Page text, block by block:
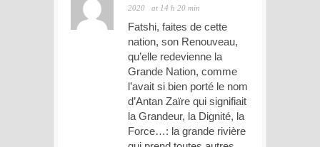
2020
at 14 h 20 min
Fatshi, faites de cette
nation, son Renouveau,
qu’elle redevienne la
Grande Nation, comme
l’avait si bien porté le nom
d’Antan Zaïre qui signifiait
la Grandeur, la Dignité, la
Force…: la grande rivière